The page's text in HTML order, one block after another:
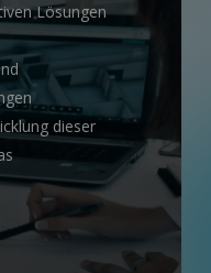
Lösungen
dieser